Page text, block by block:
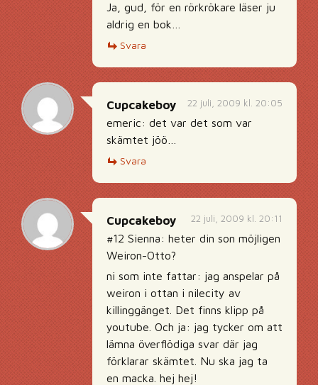
Ja, gud, för en rörkrökare läser ju
aldrig en bok…
Svara
22 juli, 2009 kl. 20:05
Cupcakeboy
emeric: det var det som var
skämtet jöö…
Svara
22 juli, 2009 kl. 20:11
Cupcakeboy
#12 Sienna: heter din son möjligen
Weiron-Otto?
ni som inte fattar: jag anspelar på
weiron i ottan i nilecity av
killinggänget. Det finns klipp på
youtube. Och ja: jag tycker om att
lämna överflödiga svar där jag
förklarar skämtet. Nu ska jag ta
en macka. hej hej!